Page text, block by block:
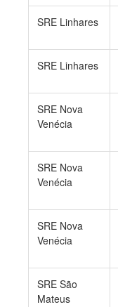
SRE Linhares
SRE Linhares
SRE Nova
Venécia
SRE Nova
Venécia
SRE Nova
Venécia
SRE São
Mateus